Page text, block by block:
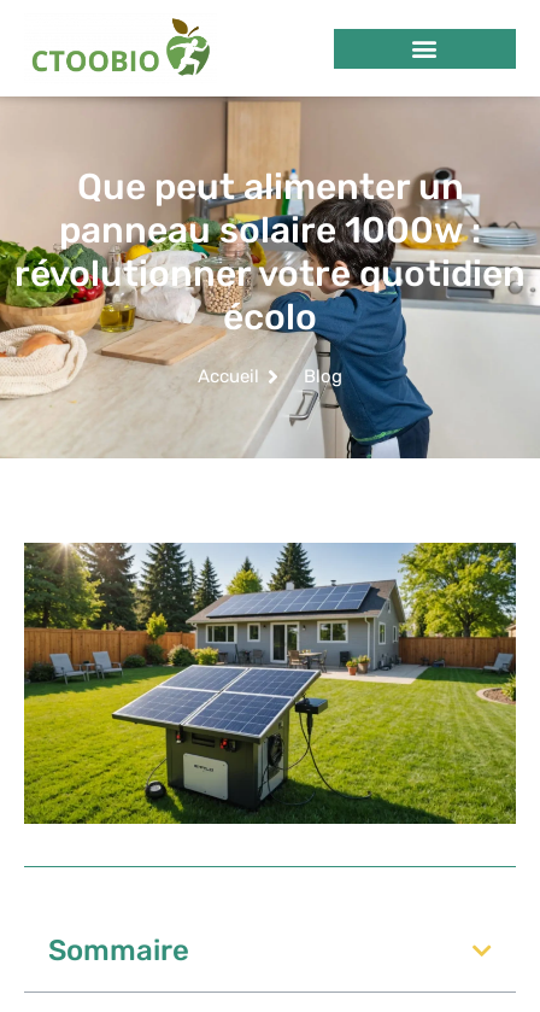
Que peut alimenter un
panneau solaire 1000w :
révolutionner votre quotidien
écolo
Accueil Blog
Sommaire